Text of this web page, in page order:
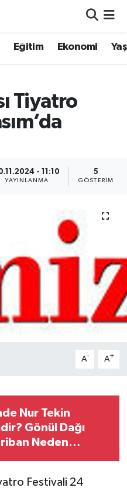
Eğitim Ekonomi
Tiyatro
- 11:10
YAYINLANMA
5
GÖSTERIM
A- A+
Nur Tekin
Gönül Dağı
Neden
Festivali 24
ve Fikstür